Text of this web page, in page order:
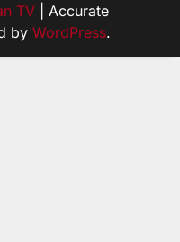
TV | Accurate
by WordPress.